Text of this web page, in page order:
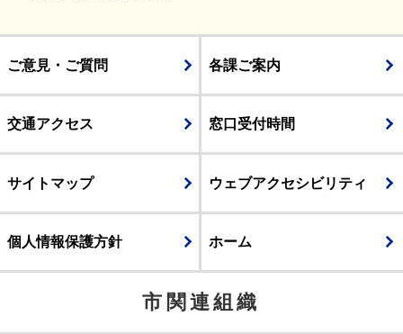
ご意見・ご質問 各課ご案内
交通アクセス 窓口受付時間
サイトマップ ウェブアクセシビリティ
個人情報保護方針 ホーム
市関連組織